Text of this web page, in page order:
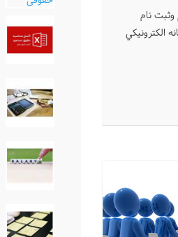
ﻧﺎﻡ
ﺍﻟﻜﺘﺮﻭﻧﻴﻜﻲ